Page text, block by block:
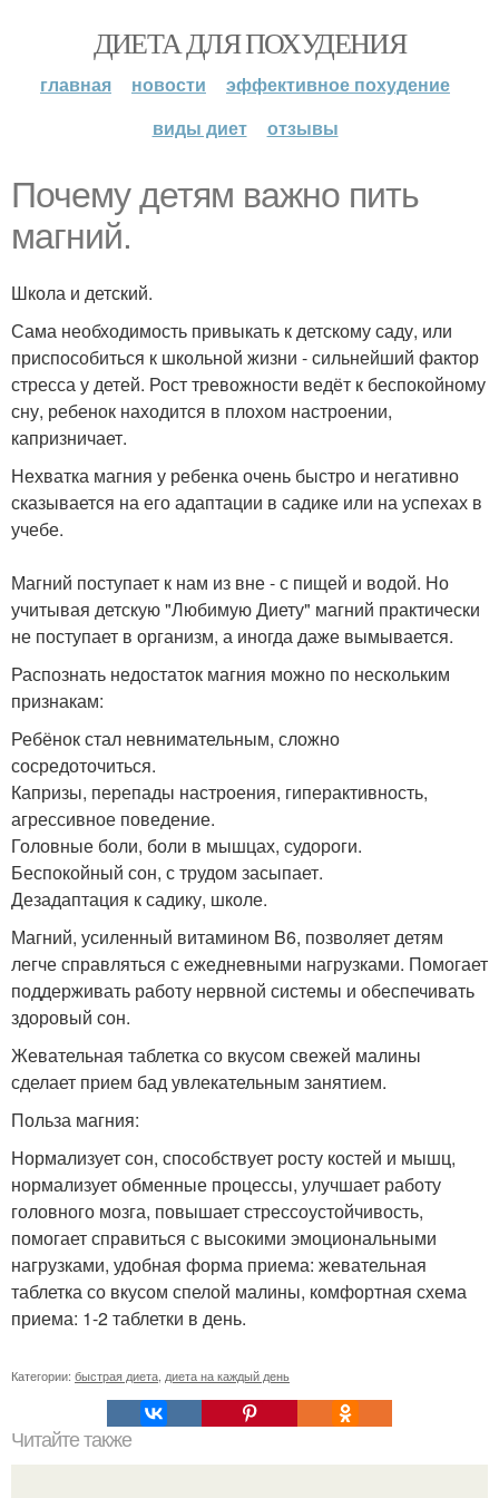
ДИЕТА ДЛЯ ПОХУДЕНИЯ
главная новости
эффективное похудение
виды диет
отзывы
Почему детям важно пить
магний.
Школа и детский.
Сама необходимость привыкать к детскому саду, или
приспособиться к школьной жизни - сильнейший фактор
стресса у детей. Рост тревожности ведёт к беспокойному
сну, ребенок находится в плохом настроении,
капризничает.
Нехватка магния у ребенка очень быстро и негативно
сказывается на его адаптации в садике или на успехах в
учебе.
Магний поступает к нам из вне - с пищей и водой. Но
учитывая детскую "Любимую Диету" магний практически
не поступает в организм, а иногда даже вымывается.
Распознать недостаток магния можно по нескольким
признакам:
Ребёнок стал невнимательным, сложно
сосредоточиться.
Капризы, перепады настроения, гиперактивность,
агрессивное поведение.
Головные боли, боли в мышцах, судороги.
Беспокойный сон, с трудом засыпает.
Дезадаптация к садику, школе.
Магний, усиленный витамином B6, позволяет детям
легче справляться с ежедневными нагрузками. Помогает
поддерживать работу нервной системы и обеспечивать
здоровый сон.
Жевательная таблетка со вкусом свежей малины
сделает прием бад увлекательным занятием.
Польза магния:
Нормализует сон, способствует росту костей и мышц,
нормализует обменные процессы, улучшает работу
головного мозга, повышает стрессоустойчивость,
помогает справиться с высокими эмоциональными
нагрузками, удобная форма приема: жевательная
таблетка со вкусом спелой малины, комфортная схема
приема: 1-2 таблетки в день.
Категории: быстрая диета диета на каждый день
Читайте также